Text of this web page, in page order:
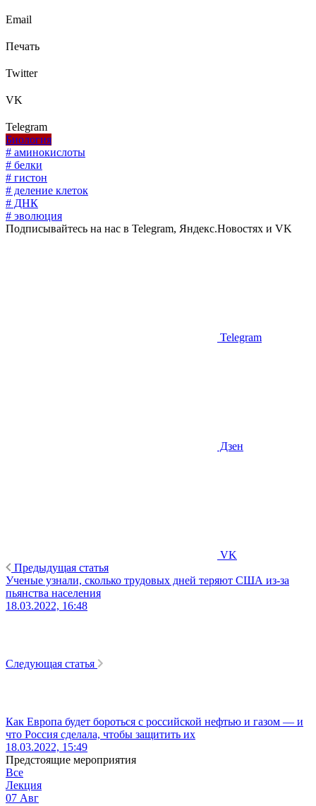
Email
Печать
Twitter
VK
Telegram
Биология
# аминокислоты
# белки
# гистон
# деление клеток
# ДНК
# эволюция
Подписывайтесь на нас в Telegram, Яндекс.Новостях и VK
Telegram
Дзен
VK
Предыдущая статья
Ученые узнали, сколько трудовых дней теряют США из-за
пьянства населения
18.03.2022, 16:48
Следующая статья
Как Европа будет бороться с российской нефтью и газом — и
что Россия сделала, чтобы защитить их
18.03.2022, 15:49
Предстоящие мероприятия
Все
Лекция
07 Авг